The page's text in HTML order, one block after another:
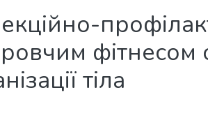
фітнесом
тіла